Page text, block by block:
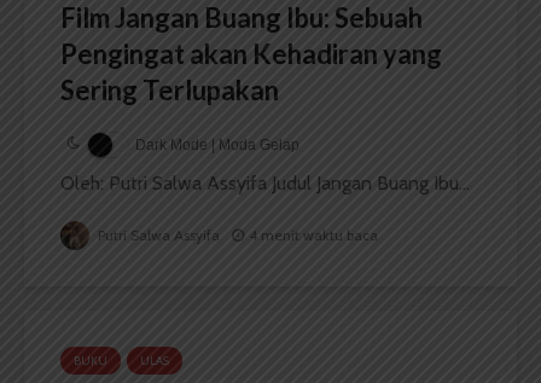
Film Jangan Buang Ibu: Sebuah
Pengingat akan Kehadiran yang
Sering Terlupakan
Dark Mode | Moda Gelap
Oleh: Putri Salwa Assyifa Judul Jangan Buang Ibu...
Putri Salwa Assyifa 4 menit waktu baca
BUKU ULAS